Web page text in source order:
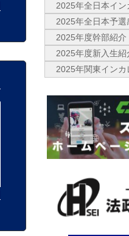
2025年全日本イン
2025年全日本予選
2025年度幹部紹介
2025年度新入生紹
2025年関東インカ